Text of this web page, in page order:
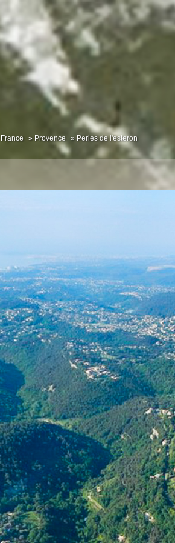
Provence Perles de l'esteron